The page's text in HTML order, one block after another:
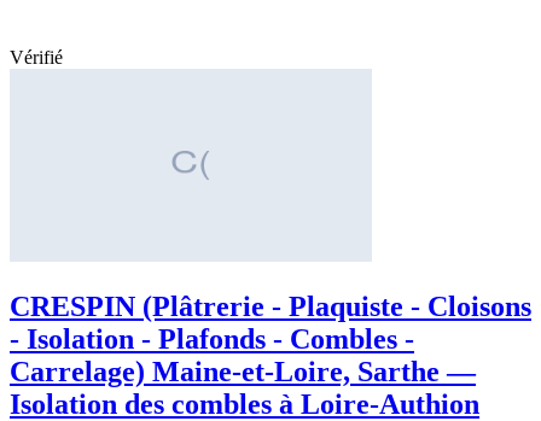
Vérifié
CRESPIN (Plâtrerie - Plaquiste - Cloisons
- Isolation - Plafonds - Combles -
Carrelage) Maine-et-Loire, Sarthe —
Isolation des combles à Loire-Authion